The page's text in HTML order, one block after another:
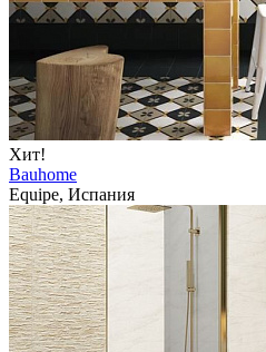
Хит!
Bauhome
Equipe, Испания